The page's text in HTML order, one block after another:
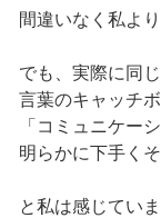
間違いなく私よ
でも、実際に同
言葉のキャッチ
「コミュニケー
明らかに下手く
と私は感じていま